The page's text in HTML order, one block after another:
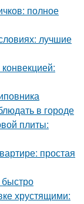
полное
лучшие
в городе
плиты:
простая
хрустящими: